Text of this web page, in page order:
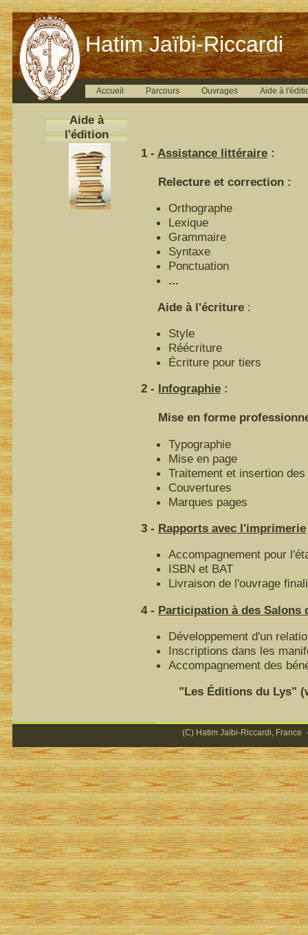
Hatim Jaïbi-Riccardi
Accueil Parcours Ouvrages Aide à
Aide à
l'édition
1 - Assistance littéraire :
Relecture et correction :
Orthographe
Lexique
Grammaire
Syntaxe
Ponctuation
...
Aide à l'écriture :
Style
Réécriture
Écriture pour tiers
2 - Infographie :
Mise en forme
Typographie
Mise en page
Traitement et insertion
Couvertures
Marques pages
3 - Rapports avec l'imprimerie
Accompagnement pour
ISBN et BAT
Livraison de l'ouvrage
4 - Participation à des Salons
Développement d'un
Inscriptions dans les
Accompagnement des
"Les Éditions du Lys"
(C) Hatim Jaïbi-Riccardi, France